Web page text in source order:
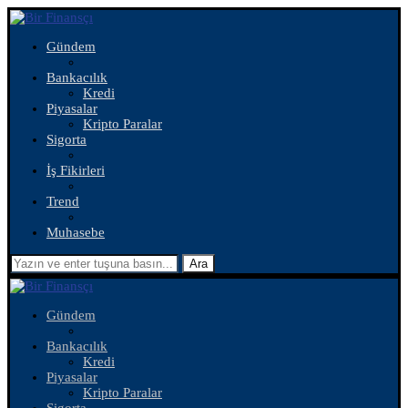
Gündem
Bankacılık
Kredi
Piyasalar
Kripto Paralar
Sigorta
İş Fikirleri
Trend
Muhasebe
Ara
Gündem
Bankacılık
Kredi
Piyasalar
Kripto Paralar